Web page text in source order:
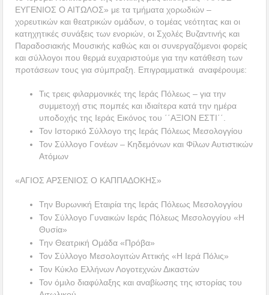
ΕΥΓΕΝΙΟΣ Ο ΑΙΤΩΛΟΣ» με τα τμήματα χορωδιών –
χορευτικών και θεατρικών ομάδων, ο τομέας νεότητας και οι
κατηχητικές συνάξεις των ενοριών, οι Σχολές Βυζαντινής και
Παραδοσιακής Μουσικής καθώς και οι συνεργαζόμενοι φορείς
και σύλλογοι που θερμά ευχαριστούμε για την κατάθεση των
προτάσεων τους για σύμπραξη. Επιγραμματικά αναφέρουμε:
Τις τρεις φιλαρμονικές της Ιεράς Πόλεως – για την
συμμετοχή στις πομπές και ιδιαίτερα κατά την ημέρα
υποδοχής της Ιεράς Εικόνος του ΄΄ΑΞΙΟΝ ΕΣΤΙ΄΄.
Τον Ιστορικό Σύλλογο της Ιεράς Πόλεως Μεσολογγίου
Τον Σύλλογο Γονέων – Κηδεμόνων και Φίλων Αυτιστικών
Ατόμων
«ΑΓΙΟΣ ΑΡΣΕΝΙΟΣ Ο ΚΑΠΠΑΔΟΚΗΣ»
Την Βυρωνική Εταιρία της Ιεράς Πόλεως Μεσολογγίου
Τον Σύλλογο Γυναικών Ιεράς Πόλεως Μεσολογγίου «Η
Θυσία»
Την Θεατρική Ομάδα «Πρόβα»
Τον Σύλλογο Μεσολογιτών Αττικής «Η Ιερά Πόλις»
Τον Κύκλο Ελλήνων Λογοτεχνών Δικαστών
Τον όμιλο διαφύλαξης και αναβίωσης της ιστορίας του